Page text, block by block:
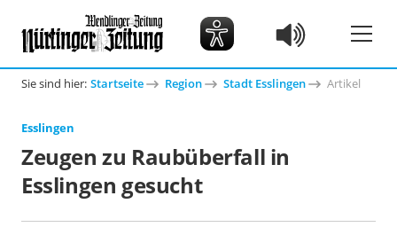
Sie sind hier: Startseite Region Stadt Esslingen Artikel
Esslingen
Zeugen zu Raubüberfall in
Esslingen gesucht